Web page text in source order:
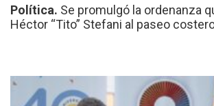
Política. Se promulgó la ordenanza
Héctor “Tito” Stefani al paseo